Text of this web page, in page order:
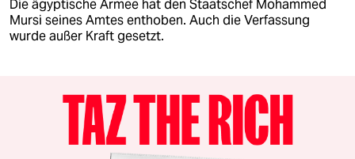
Die ägyptische Armee hat den Staatschef Mohammed
Mursi seines Amtes enthoben. Auch die Verfassung
wurde außer Kraft gesetzt.